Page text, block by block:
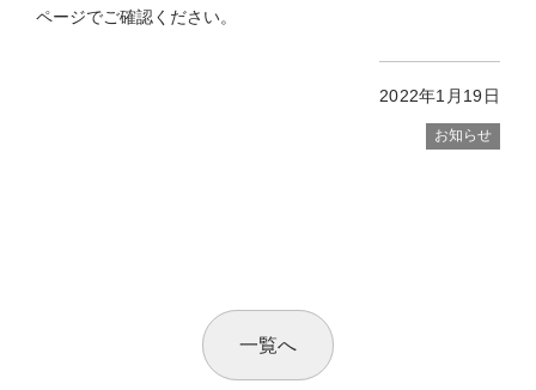
ページでご確認ください。
2022年1月19日
お知らせ
一覧へ